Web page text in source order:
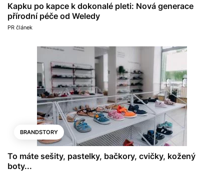
Kapku po kapce k dokonalé pleti: Nová generace
přírodní péče od Weledy
PR článek
BRANDSTORY
To máte sešity, pastelky, bačkory, cvičky, kožený
boty...